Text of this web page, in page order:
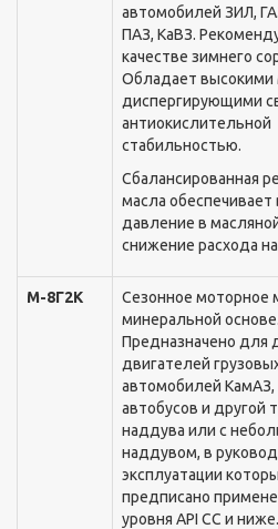
автомобилей ЗИЛ,
ПАЗ, КаВЗ.
качестве зимнего
Обладает
диспергирующими
антиокислительной
стабильностью.
Сбалансированная
масла обеспечивает
давление в
снижение расxода на
М-8Г2К
Сезонное моторное
минеральной основе.
Предназначено для
двигателей
автомобилей КамАЗ,
автобусов и другой
наддува или с
наддувом, в
эксплуатации
предписано
уровня API СС и ниже.